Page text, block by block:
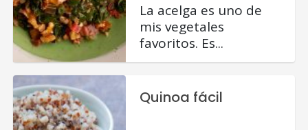
La acelga es uno de
mis vegetales
favoritos. Es...
Quinoa fácil